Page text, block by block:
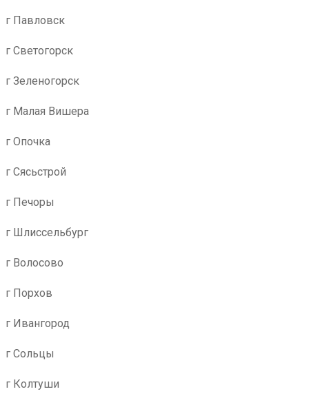
г Павловск
г Светогорск
г Зеленогорск
г Малая Вишера
г Опочка
г Сясьстрой
г Печоры
г Шлиссельбург
г Волосово
г Порхов
г Ивангород
г Сольцы
г Колтуши